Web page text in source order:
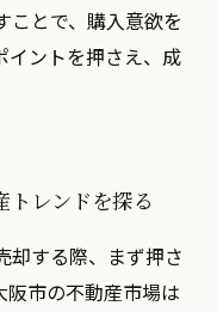
ことで、購入意欲を
イントを押さえ、成
トレンドを探る
却する際、まず押さ
阪市の不動産市場は